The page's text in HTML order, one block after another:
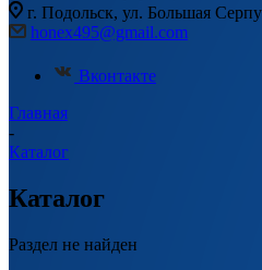
г. Подольск, ул. Большая
honex495@gmail.com
Вконтакте
Главная
-
Каталог
Каталог
Раздел не найден